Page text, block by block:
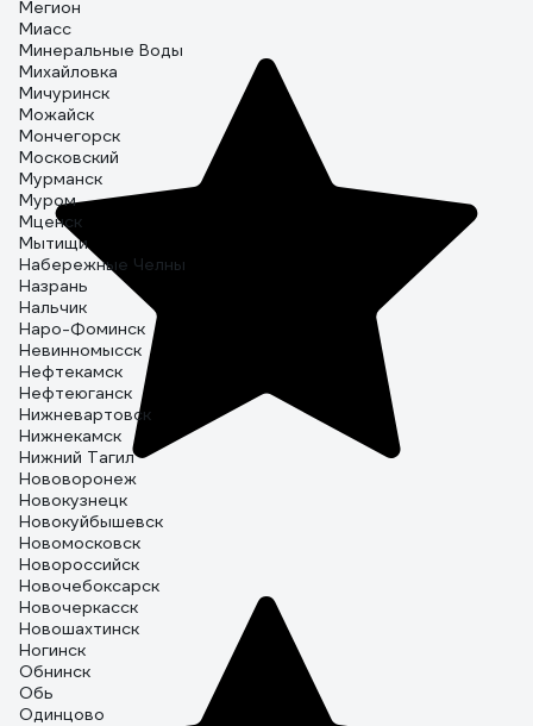
Мегион
Миасс
Минеральные Воды
Михайловка
Мичуринск
Можайск
Мончегорск
Московский
Мурманск
Муром
Мценск
Мытищи
Набережные Челны
Назрань
Нальчик
Наро-Фоминск
Невинномысск
Нефтекамск
Нефтеюганск
Нижневартовск
Нижнекамск
Нижний Тагил
Нововоронеж
Новокузнецк
Новокуйбышевск
Новомосковск
Новороссийск
Новочебоксарск
Новочеркасск
Новошахтинск
Ногинск
Обнинск
Обь
Одинцово